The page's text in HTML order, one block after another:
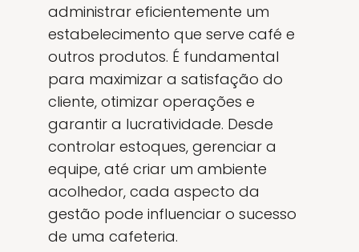
administrar eficientemente um
estabelecimento que serve café e
outros produtos. É fundamental
para maximizar a satisfação do
cliente, otimizar operações e
garantir a lucratividade. Desde
controlar estoques, gerenciar a
equipe, até criar um ambiente
acolhedor, cada aspecto da
gestão pode influenciar o sucesso
de uma cafeteria.